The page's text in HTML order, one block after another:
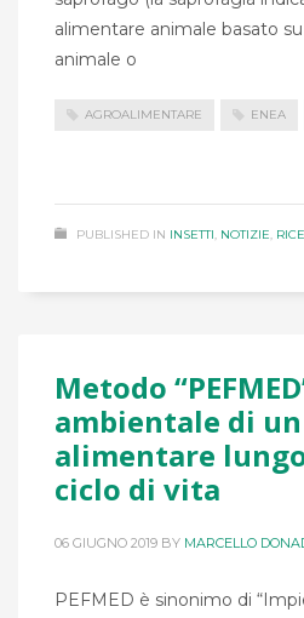
alimentare animale basato
animale o
AGROALIMENTARE ENEA
PUBLISHED IN INSETTI, NOTIZIE,
Metodo
ambientale di
alimentare
ciclo di vita
06 GIUGNO 2019 BY MARCELLO
PEFMED è sinonimo di